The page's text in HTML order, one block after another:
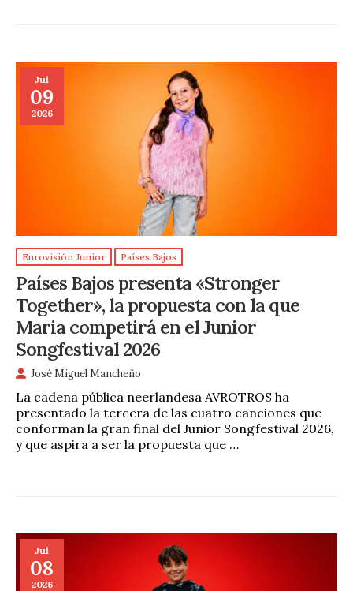
Jul
09
2026
Eurovisión Junior Países Bajos
Países Bajos presenta «Stronger
Together», la propuesta con la que
Maria competirá en el Junior
Songfestival 2026
José Miguel Mancheño
La cadena pública neerlandesa AVROTROS ha
presentado la tercera de las cuatro canciones que
conforman la gran final del Junior Songfestival 2026,
y que aspira a ser la propuesta que …
Jul
08
2026